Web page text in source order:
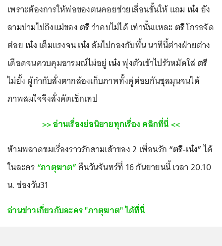
เพราะต้องการให้พ่อของตนคอยช่วยเลื่อนขั้นให้ แถม เน๋ง ยัง
ลามปามไปถึงแม่ของ ตรีว่าคบไม่ได้ เท่านั้นแหละ ตรีโกรธจัด
ต่อย เน๋ง เต็มแรงจนเน๋งล้มไปกองกับพื้น นาทีนี้ต่างฝ่ายต่าง
เดือดจนควบคุมอารมณ์ไม่อยู่ เน๋งพุ่งตัวเข้าไปรัวหมัดใส่ ตรี
ไม่ยั้ง ผู้กำกับสั่งตากล้องเก็บภาพทั้งคู่ต่อยกันชุลมุนจนได้
ภาพสมใจจึงสั่งคัตเช็กเทป
>> อ่านเรื่องย่อนิยายทุกเรื่อง คลิกที่นี่ <<
ห้ามพลาดชมเรื่องราวรักสามเส้าของ 2 เพื่อนรัก “ตรี-เน๋ง”ได้
ในละคร “ภาตุฆาต”คืนวันจันทร์ที่ 16 กันยายนนี้ เวลา 20.10
น. ช่องวัน31
อ่านข่าวเกี่ยวกับละคร "ภาตุฆาต" ได้ที่นี่